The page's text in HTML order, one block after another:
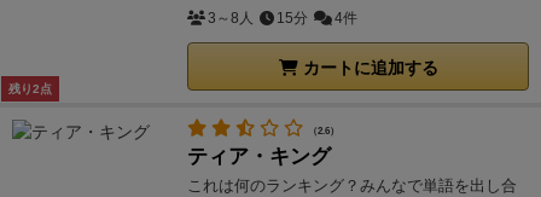
残り2点
3～8人 15分 4件
カートに追加する
（2.6）
ティア・キング
これは何のランキング？みんなで単語を出し合